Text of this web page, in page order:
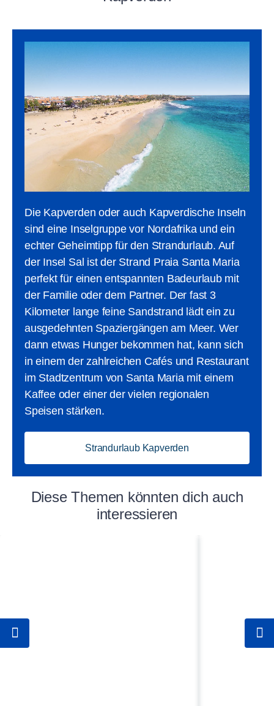
Die Kapverden oder auch Kapverdische Inseln
sind eine Inselgruppe vor Nordafrika und ein
echter Geheimtipp für den Strandurlaub. Auf
der Insel Sal ist der Strand Praia Santa Maria
perfekt für einen entspannten Badeurlaub mit
der Familie oder dem Partner. Der fast 3
Kilometer lange feine Sandstrand lädt ein zu
ausgedehnten Spaziergängen am Meer. Wer
dann etwas Hunger bekommen hat, kann sich
in einem der zahlreichen Cafés und Restaurant
im Stadtzentrum von Santa Maria mit einem
Kaffee oder einer der vielen regionalen
Speisen stärken.
Strandurlaub Kapverden
Diese Themen könnten dich auch
interessieren